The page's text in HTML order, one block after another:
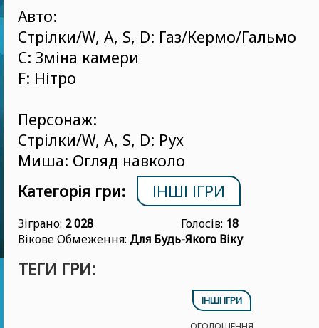
Авто:
Стрiлки/W, A, S, D: Газ/Кермо/Гальмо
C: Змiна камери
F: Нiтро
Персонаж:
Стрiлки/W, A, S, D: Рух
Миша: Огляд навколо
Категорія гри:
ІНШІ ІГРИ
Зіграно: 2 028 Голосів: 18
Вікове Обмеження: Для Будь-Якого Віку
ТЕГИ ГРИ:
ІНШІ ІГРИ